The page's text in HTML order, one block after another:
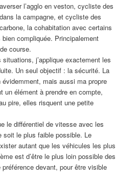
l’agglo en veston, cycliste des
la campagne, et cycliste des
la cohabitation avec certains
compliquée. Principalement
course.
j’applique exactement les
Un seul objectif : la sécurité. La
mais aussi ma propre
un élément à prendre en compte,
pire, elles risquent une petite
le différentiel de vitesse avec les
soit le plus faible possible. Le
autant que les véhicules les plus
est d’être le plus loin possible des
devant, pour être visible